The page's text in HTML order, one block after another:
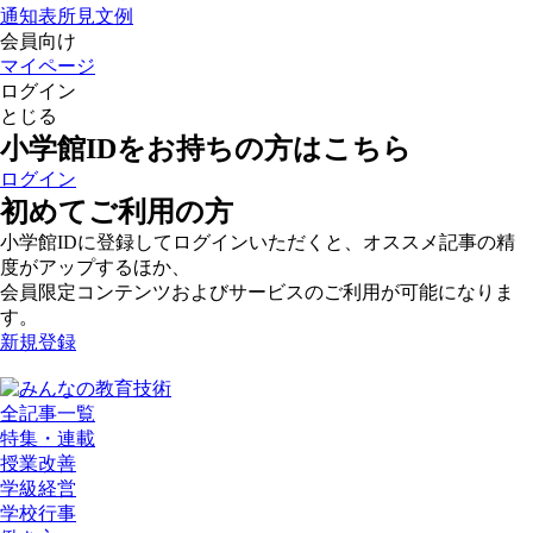
通知表所見文例
会員向け
マイページ
ログイン
とじる
小学館IDをお持ちの方はこちら
ログイン
初めてご利用の方
小学館IDに登録してログインいただくと、オススメ記事の精
度がアップするほか、
会員限定コンテンツおよびサービスのご利用が可能になりま
す。
新規登録
全記事一覧
特集・連載
授業改善
学級経営
学校行事